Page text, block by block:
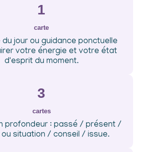
1
carte
jour ou guidance ponctuelle
votre énergie et votre état
d'esprit du moment.
3
cartes
profondeur : passé / présent /
situation / conseil / issue.